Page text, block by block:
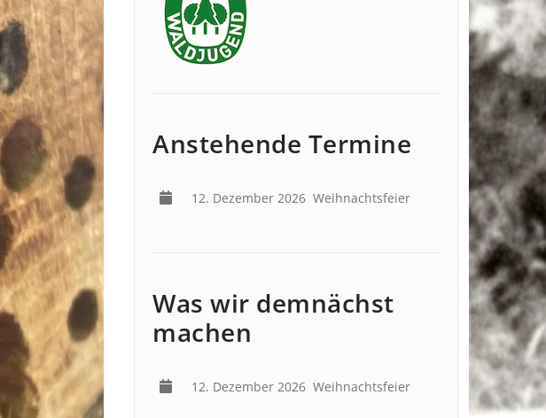
Anstehende Termine
12. Dezember 2026 Weihnachtsfeier
Was wir demnächst
machen
12. Dezember 2026 Weihnachtsfeier